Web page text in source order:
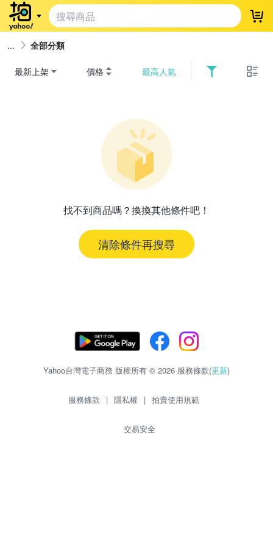
登
全部分類
最新上架 價格 最高人氣
找不到商品嗎？換換其他條件吧！
清除條件再搜尋
Yahoo台灣電子商務 版權所有 © 2026 服務條款(更新)
服務條款 | 隱私權 | 拍賣使用規範
交易安全